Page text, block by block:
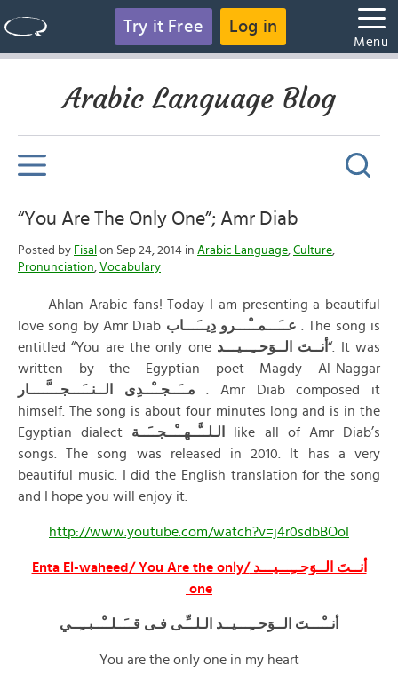
Try it Free Log in
Menu
Arabic Language Blog
“You Are The Only One”; Amr Diab
Posted by Fisal on Sep 24, 2014 in Arabic Language, Culture,
Pronunciation, Vocabulary
Ahlan Arabic fans! Today I am presenting a beautiful
love song by Amr Diab عــَـــمــْـــرو دِيــَـــاب . The song is
entitled “You are the only one أنــتَ الــوَحــِــيـــد“. It was
written by the Egyptian poet Magdy Al-Naggar
مــَــجــْــدِى الــنــَـــجـــَّــــار . Amr Diab composed it
himself. The song is about four minutes long and is in the
Egyptian dialect
like all of Amr Diab’s
songs. The song was released in 2010. It has a very
beautiful music. I did the English translation for the song
and I hope you will enjoy it.
http://www.youtube.com/watch?v=j4r0sdbBOoI
أنــتَ الــوَحــِـــيـــد /Enta El-waheed/ You Are the only
one
أنــْـــتَ الــوَحــِـــيــد الـلــِّـى فـى قــَــلــْــبــِــي
You are the only one in my heart